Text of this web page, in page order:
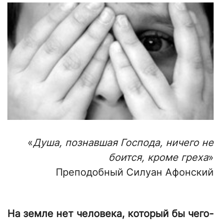
«Душа, познавшая Господа, ничего не
боится, кроме греха»
Преподобный Силуан Афонский
На земле нет человека, который бы чего-